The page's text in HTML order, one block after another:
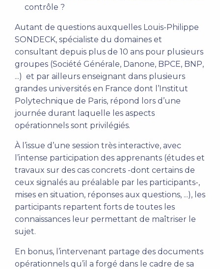
contrôle ?
Autant de questions auxquelles Louis-Philippe
SONDECK, spécialiste du domaines et
consultant depuis plus de 10 ans pour plusieurs
groupes (Société Générale, Danone, BPCE, BNP,
...) et par ailleurs enseignant dans plusieurs
grandes universités en France dont l’Institut
Polytechnique de Paris, répond lors d’une
journée durant laquelle les aspects
opérationnels sont privilégiés.
À l’issue d’une session très interactive, avec
l’intense participation des apprenants (études et
travaux sur des cas concrets -dont certains de
ceux signalés au préalable par les participants-,
mises en situation, réponses aux questions, ...), les
participants repartent forts de toutes les
connaissances leur permettant de maîtriser le
sujet.
En bonus, l’intervenant partage des documents
opérationnels qu’il a forgé dans le cadre de sa